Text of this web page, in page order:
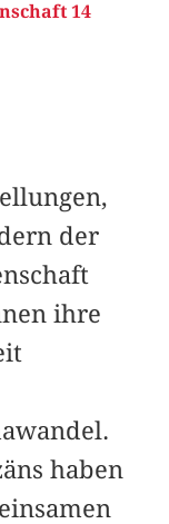
14
der
ihre
haben